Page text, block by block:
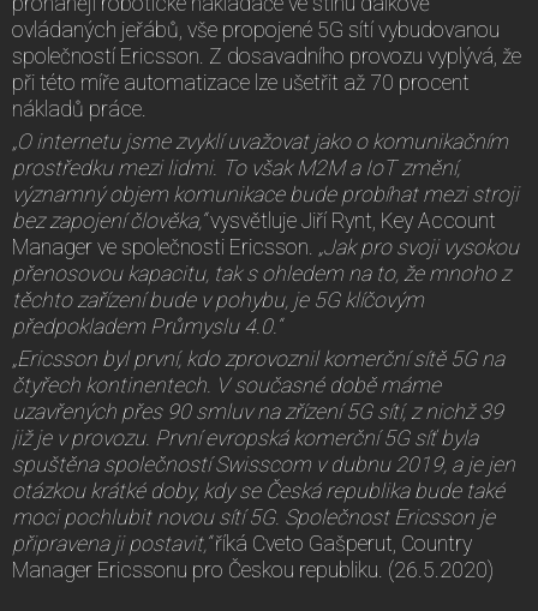
ovládaných jeřábů, vše propojené 5G sítí vybudovanou
společností Ericsson. Z dosavadního provozu vyplývá, že
při této míře automatizace lze ušetřit až 70 procent
nákladů práce.
„O internetu jsme zvyklí uvažovat jako o komunikačním
prostředku mezi lidmi. To však M2M a IoT změní,
významný objem komunikace bude probíhat mezi stroji
bez zapojení člověka,“vysvětluje Jiří Rynt, Key Account
Manager ve společnosti Ericsson. „Jak pro svoji vysokou
přenosovou kapacitu, tak s ohledem na to, že mnoho z
těchto zařízení bude v pohybu, je 5G klíčovým
předpokladem Průmyslu 4.0.“
„Ericsson byl první, kdo zprovoznil komerční sítě 5G na
čtyřech kontinentech. V současné době máme
uzavřených přes 90 smluv na zřízení 5G sítí, z nichž 39
již je v provozu. První evropská komerční 5G síť byla
spuštěna společností Swisscom v dubnu 2019, a je jen
otázkou krátké doby, kdy se Česká republika bude také
moci pochlubit novou sítí 5G. Společnost Ericsson je
připravena ji postavit,“říká Cveto Gašperut, Country
Manager Ericssonu pro Českou republiku. (26.5.2020)